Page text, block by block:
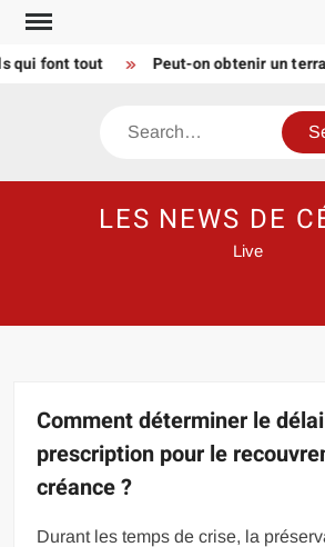
Skip
content
font tout Peut-on obtenir un terrain
Search
LES NEWS DE
Live
Comment déterminer le
prescription pour le
créance ?
Durant les temps de crise, la